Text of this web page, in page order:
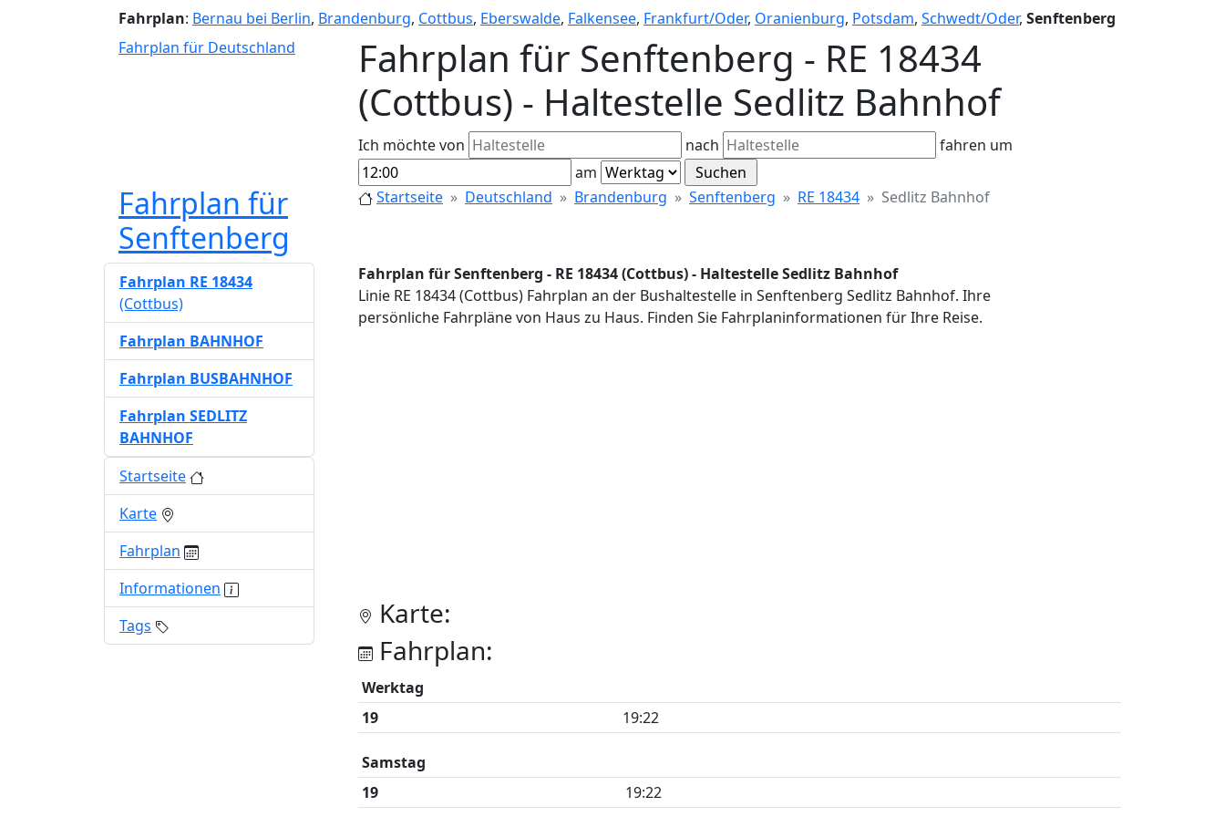
Fahrplan: Bernau bei Berlin, Brandenburg, Cottbus, Eberswalde, Falkensee, Frankfurt/Oder, Oranienburg, Potsdam, Schwedt/Oder, Senftenberg
Fahrplan für Deutschland
Fahrplan für Senftenberg - RE 18434
(Cottbus) - Haltestelle Sedlitz Bahnhof
Ich möchte von nach
fahren um
am
Fahrplan für
Senftenberg
Startseite Deutschland Brandenburg Senftenberg RE 18434 Sedlitz Bahnhof
Fahrplan für Senftenberg - RE 18434 (Cottbus) - Haltestelle Sedlitz Bahnhof
Linie RE 18434 (Cottbus) Fahrplan an der Bushaltestelle in Senftenberg Sedlitz Bahnhof. Ihre
persönliche Fahrpläne von Haus zu Haus. Finden Sie Fahrplaninformationen für Ihre Reise.
Karte:
Fahrplan:
Werktag
19
19:22
Samstag
19
19:22
Fahrplan RE 18434
(Cottbus)
Fahrplan BAHNHOF
Fahrplan BUSBAHNHOF
Fahrplan SEDLITZ
BAHNHOF
Startseite
Karte
Fahrplan
Informationen
Tags